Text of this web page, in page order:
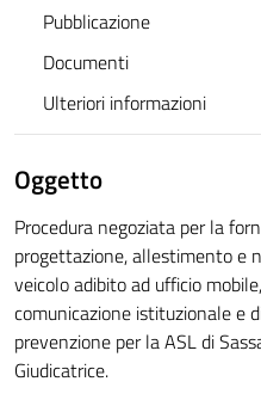
Pubblicazione
Documenti
Ulteriori informazioni
Oggetto
Procedura negoziata per la
progettazione, allestimento e
veicolo adibito ad ufficio
comunicazione istituzionale e
prevenzione per la ASL di
Giudicatrice.